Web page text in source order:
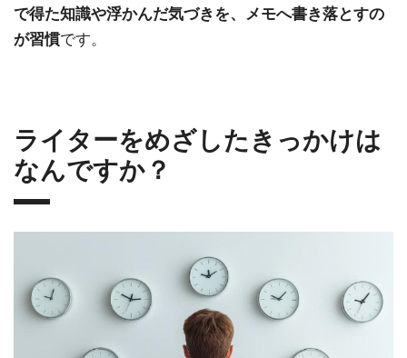
で得た知識や浮かんだ気づきを、メモへ書き落とすの
が習慣です。
ライターをめざしたきっかけは
なんですか？